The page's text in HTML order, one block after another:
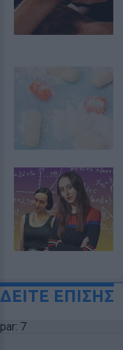
ΔΕΙΤΕ ΕΠΙΣΗΣ
par: 7